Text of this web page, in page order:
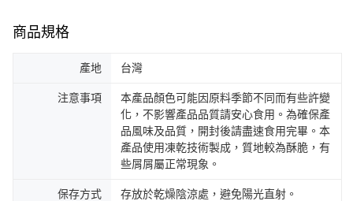
商品規格
產地 台灣
注意事項
本產品顏色可能因原料季節不同而有些許變
化，不影響產品品質請安心食用。為確保產
品風味及品質，開封後請盡速食用完畢。本
產品使用凍乾技術製成，質地較為酥脆，有
些屑屑屬正常現象。
保存方式 存放於乾燥陰涼處，避免陽光直射。